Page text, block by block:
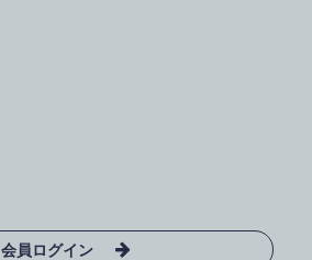
会員ログイン